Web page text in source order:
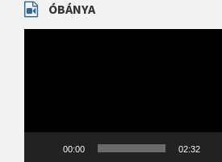
ÓBÁNYA
00:00 02:32